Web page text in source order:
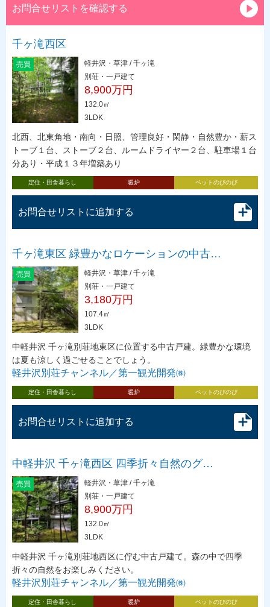
お問合せリストを確認する
千ヶ滝西区
売買
軽井沢・草津 / 千ヶ滝
別荘・一戸建て
8,900万円
132.0㎡
3LDK
北西、北東角地・南向・日照、管理良好・閑静・自然豊か・薪ス
トーブ１台、ストーブ２台、ルームドライヤー２台、駐車場１台
分あり・平成１３年増築あり
定住・田舎暮らし 暖炉 ペットのびのび
お問合せリストに追加する
千ヶ滝東区 緑豊かなロケーションの中古…
売買
軽井沢・草津 / 千ヶ滝
別荘・一戸建て
3,180万円
107.4㎡
3LDK
中軽井沢 千ヶ滝別荘地東区に位置する中古戸建。緑豊かな環境
は夏も涼しく過ごせることでしょう。
軽井沢別荘チャンネル／第一観光開発㈱
定住・田舎暮らし 暖炉 ペットのびのび
お問合せリストに追加する
中軽井沢 千ヶ滝西区 四季折々自然のグ…
売買
軽井沢・草津 / 千ヶ滝
別荘・一戸建て
8,900万円
132.0㎡
3LDK
中軽井沢 千ヶ滝別荘地西区に佇む中古戸建て。森の中で四季
折々の自然をお楽しみください。
軽井沢別荘チャンネル／第一観光開発㈱
定住・田舎暮らし 暖炉 ペットのびのび